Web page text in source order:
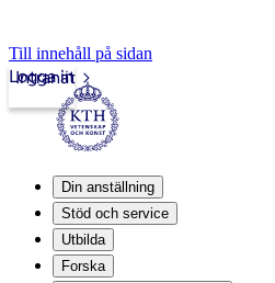
Till innehåll på sidan
Intranät
Logga in
Din anställning
Stöd och service
Utbilda
Forska